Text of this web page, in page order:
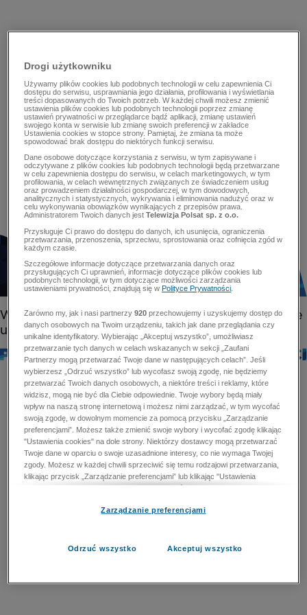
Drogi użytkowniku
Używamy plików cookies lub podobnych technologii w celu zapewnienia Ci
dostępu do serwisu, usprawniania jego działania, profilowania i wyświetlania
treści dopasowanych do Twoich potrzeb. W każdej chwili możesz zmienić
ustawienia plików cookies lub podobnych technologii poprzez zmianę
ustawień prywatności w przeglądarce bądź aplikacji, zmianę ustawień
swojego konta w serwisie lub zmianę swoich preferencji w zakładce
Ustawienia cookies w stopce strony. Pamiętaj, że zmiana ta może
spowodować brak dostępu do niektórych funkcji serwisu.
Dane osobowe dotyczące korzystania z serwisu, w tym zapisywane i
odczytywane z plików cookies lub podobnych technologii będą przetwarzane
w celu zapewnienia dostępu do serwisu, w celach marketingowych, w tym
profilowania, w celach wewnętrznych związanych ze świadczeniem usług
oraz prowadzeniem działalności gospodarczej, w tym dowodowych,
analitycznych i statystycznych, wykrywania i eliminowania nadużyć oraz w
celu wykonywania obowiązków wynikających z przepisów prawa.
Administratorem Twoich danych jestTelewizja Polsat sp. z o.o.
Przysługuje Ci prawo do dostępu do danych, ich usunięcia, ograniczenia
przetwarzania, przenoszenia, sprzeciwu, sprostowania oraz cofnięcia zgód w
każdym czasie.
Szczegółowe informacje dotyczące przetwarzania danych oraz
przysługujących Ci uprawnień, informacje dotyczące plików cookies lub
podobnych technologii, w tym dotyczące możliwości zarządzania
ustawieniami prywatności, znajdują się wPolityce Prywatności
Zarówno my, jak i nasi partnerzy920 przechowujemy i uzyskujemy dostęp do
danych osobowych na Twoim urządzeniu, takich jak dane przeglądania czy
unikalne identyfikatory. Wybierając „Akceptuj wszystko”, umożliwiasz
przetwarzanie tych danych w celach wskazanych w sekcji „Zaufani
Partnerzy mogą przetwarzać Twoje dane w następujących celach”. Jeśli
wybierzesz „Odrzuć wszystko” lub wycofasz swoją zgodę, nie będziemy
przetwarzać Twoich danych osobowych, a niektóre treści i reklamy, które
widzisz, mogą nie być dla Ciebie odpowiednie. Twoje wybory będą miały
wpływ na naszą stronę internetową i możesz nimi zarządzać, w tym wycofać
swoją zgodę, w dowolnym momencie za pomocą przycisku „Zarządzanie
preferencjami”. Możesz także zmienić swoje wybory i wycofać zgodę klikając
"Ustawienia cookies" na dole strony. Niektórzy dostawcy mogą przetwarzać
Twoje dane w oparciu o swoje uzasadnione interesy, co nie wymaga Twojej
zgody. Możesz w każdej chwili sprzeciwić się temu rodzajowi przetwarzania,
klikając przycisk „Zarządzanie preferencjami” lub klikając "Ustawienia
cookies" na dole strony. Nie możesz sprzeciwić się przetwarzaniu przez
zapobiegania oszustwom i naprawiania błędów, a w tym celu mogą zostać
przetwarzaniu danych osobowych w celu dostarczania i prezentacji reklam i
Zarządzanie preferencjami
Odrzuć wszystko Akceptuj wszystko